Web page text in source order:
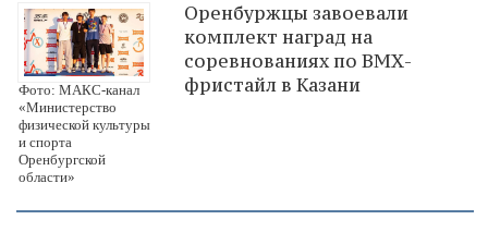
Фото: МАКС-канал
«Министерство
физической культуры
и спорта
Оренбургской
области»
Оренбуржцы завоевали
комплект наград на
соревнованиях по ВМХ-
фристайл в Казани